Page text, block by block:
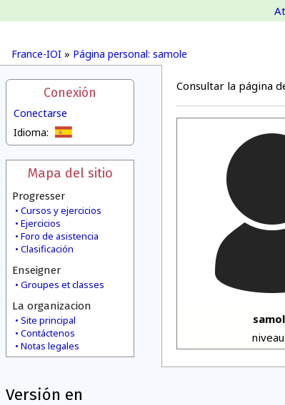
France-IOI » Página personal: samole
Conexión
Conectarse
Idioma:
Mapa del sitio
Progresser
Cursos y ejercicios
Ejercicios
Foro de asistencia
Clasificación
Enseigner
Groupes et classes
La organizacion
Site principal
Contáctenos
Notas legales
Versión en
Consultar la página